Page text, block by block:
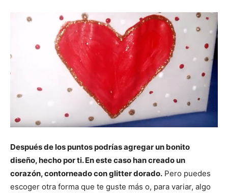
Después de los puntos podrías agregar un bonito
diseño, hecho por ti. En este caso han creado un
corazón, contorneado con glitter dorado. Pero puedes
escoger otra forma que te guste más o, para variar, algo